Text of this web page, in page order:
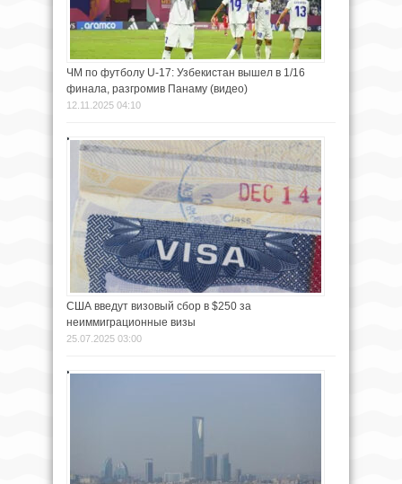
ЧМ по футболу U-17: Узбекистан вышел в 1/16
финала, разгромив Панаму (видео)
12.11.2025 04:10
США введут визовый сбор в $250 за
неиммиграционные визы
25.07.2025 03:00